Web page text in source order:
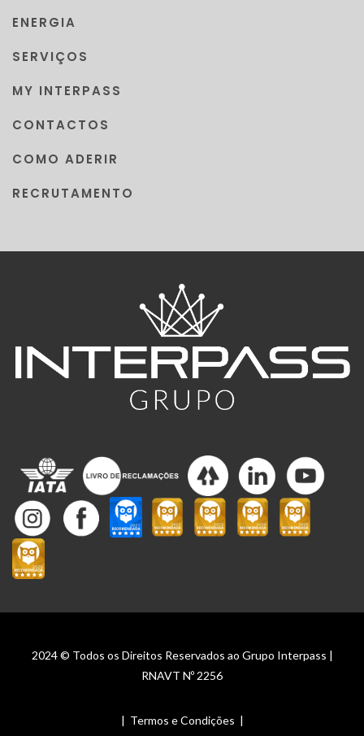
ENERGIA
SERVIÇOS
MY INTERPASS
CONTACTOS
COMO ADERIR
RECRUTAMENTO
2024 © Todos os Direitos Reservados ao Grupo Interpass |
RNAVT Nº 2256
| Termos e Condições |